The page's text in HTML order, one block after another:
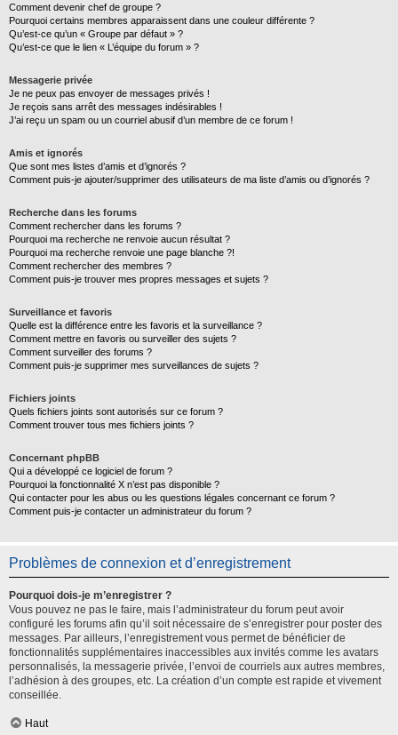
Comment devenir chef de groupe ?
Pourquoi certains membres apparaissent dans une couleur différente ?
Qu’est-ce qu’un « Groupe par défaut » ?
Qu’est-ce que le lien « L’équipe du forum » ?
Messagerie privée
Je ne peux pas envoyer de messages privés !
Je reçois sans arrêt des messages indésirables !
J’ai reçu un spam ou un courriel abusif d’un membre de ce forum !
Amis et ignorés
Que sont mes listes d’amis et d’ignorés ?
Comment puis-je ajouter/supprimer des utilisateurs de ma liste d’amis ou d’ignorés ?
Recherche dans les forums
Comment rechercher dans les forums ?
Pourquoi ma recherche ne renvoie aucun résultat ?
Pourquoi ma recherche renvoie une page blanche ?!
Comment rechercher des membres ?
Comment puis-je trouver mes propres messages et sujets ?
Surveillance et favoris
Quelle est la différence entre les favoris et la surveillance ?
Comment mettre en favoris ou surveiller des sujets ?
Comment surveiller des forums ?
Comment puis-je supprimer mes surveillances de sujets ?
Fichiers joints
Quels fichiers joints sont autorisés sur ce forum ?
Comment trouver tous mes fichiers joints ?
Concernant phpBB
Qui a développé ce logiciel de forum ?
Pourquoi la fonctionnalité X n’est pas disponible ?
Qui contacter pour les abus ou les questions légales concernant ce forum ?
Comment puis-je contacter un administrateur du forum ?
Problèmes de connexion et d’enregistrement
Pourquoi dois-je m’enregistrer ?
Vous pouvez ne pas le faire, mais l’administrateur du forum peut avoir
configuré les forums afin qu’il soit nécessaire de s’enregistrer pour poster des
messages. Par ailleurs, l’enregistrement vous permet de bénéficier de
fonctionnalités supplémentaires inaccessibles aux invités comme les avatars
personnalisés, la messagerie privée, l’envoi de courriels aux autres membres,
l’adhésion à des groupes, etc. La création d’un compte est rapide et vivement
conseillée.
Haut